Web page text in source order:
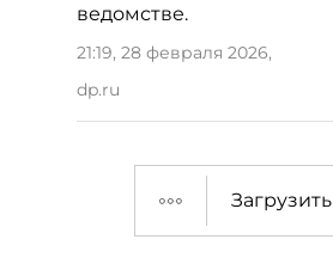
ведомстве.
21:19, 28 февраля 2026,
dp.ru